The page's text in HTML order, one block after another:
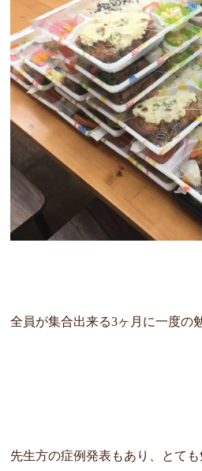
全員が集合出来る3ヶ月に一度の
先生方の症例発表もあり、とても